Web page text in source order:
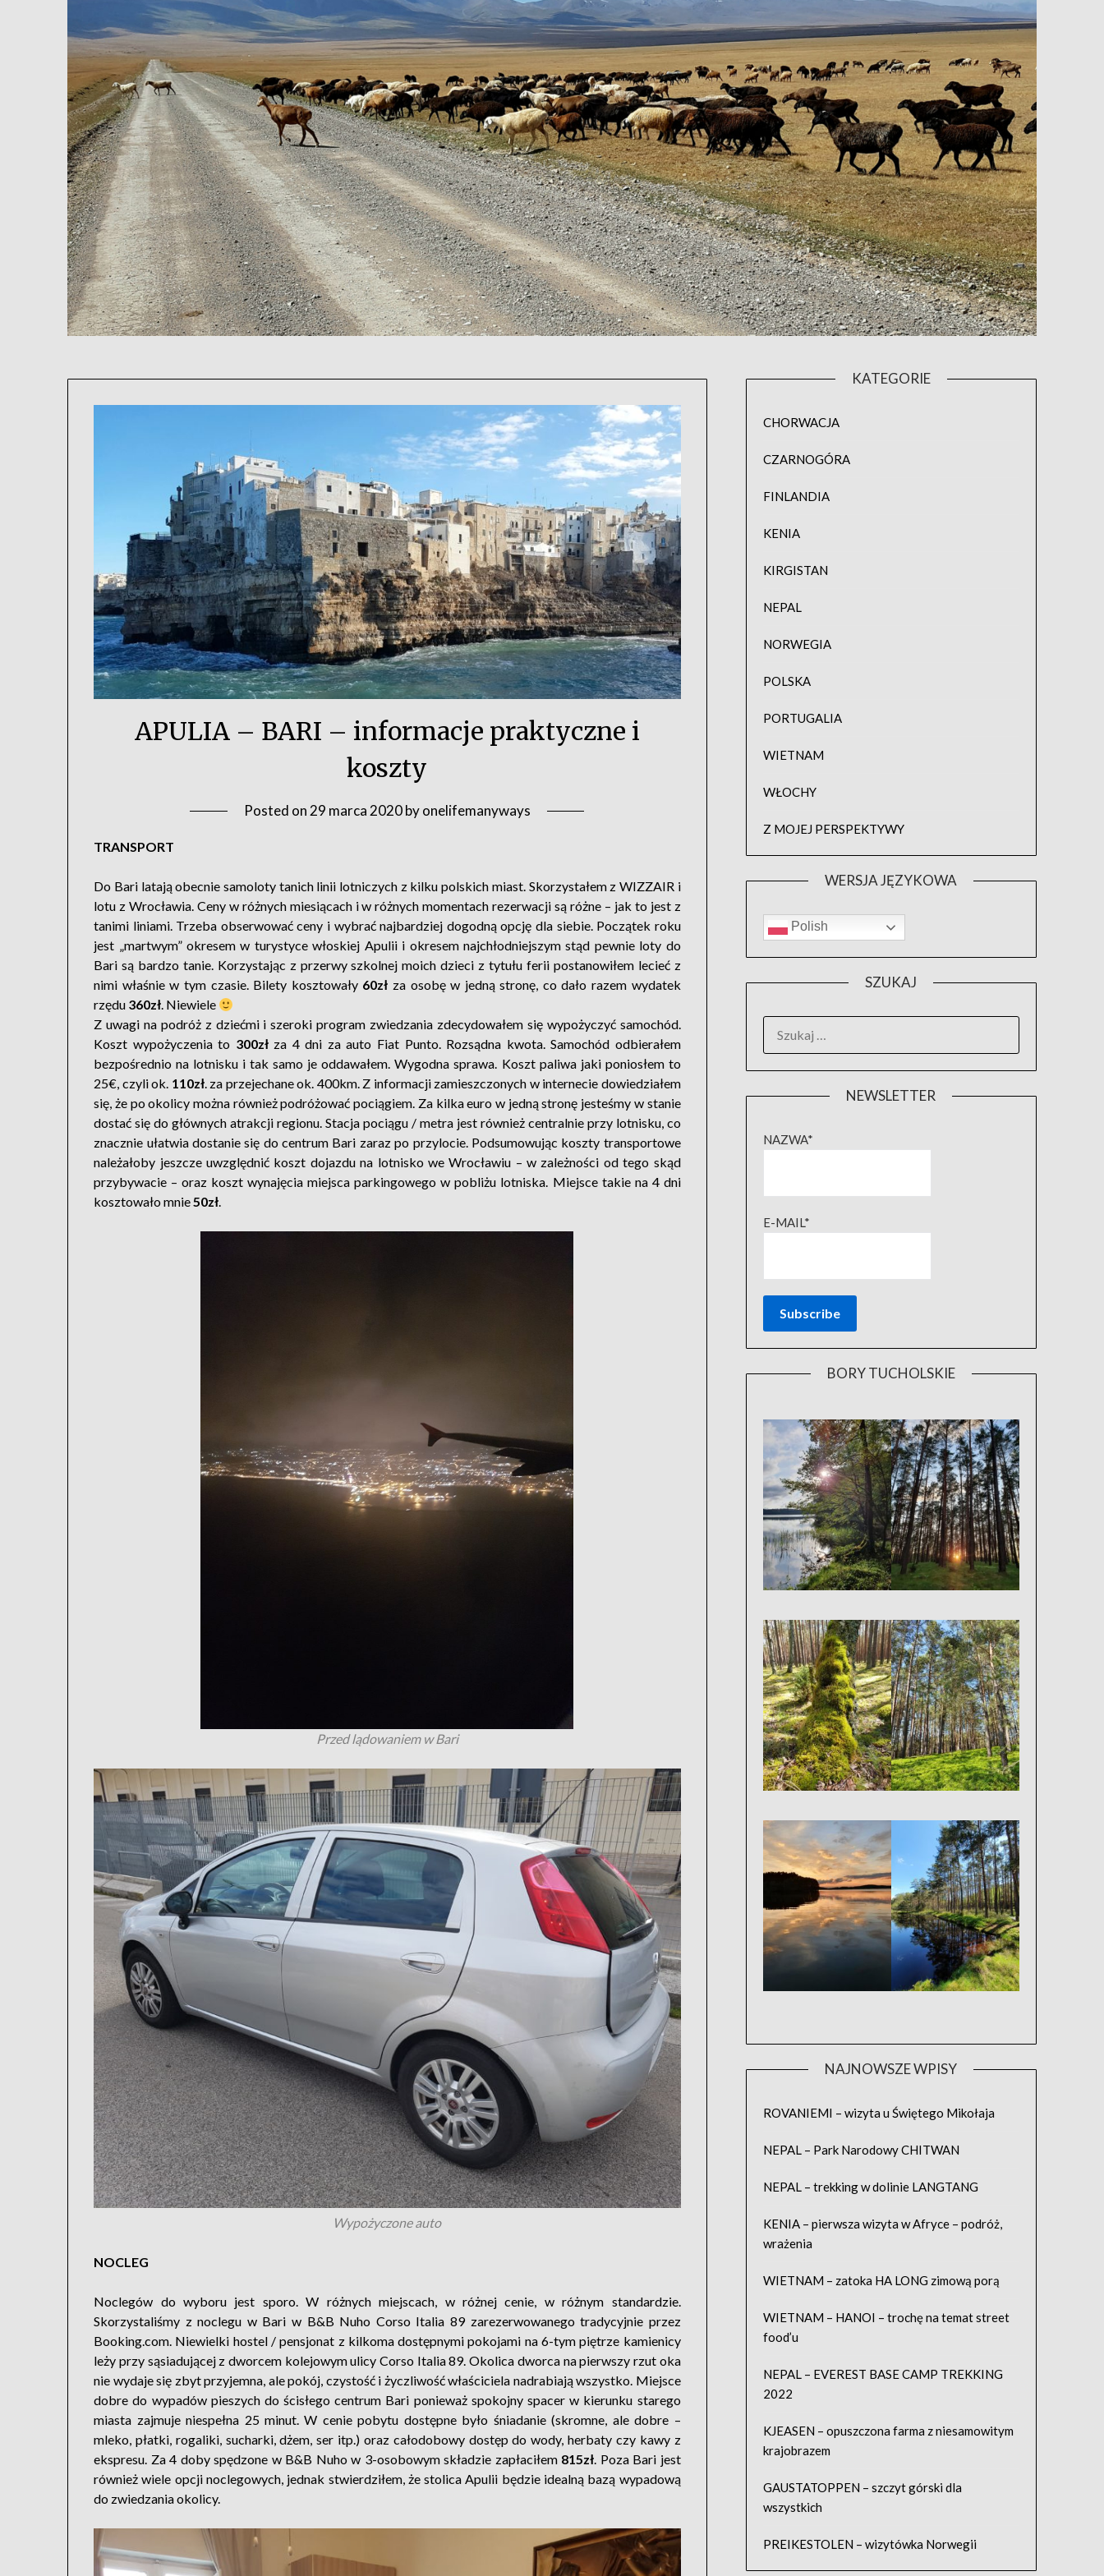
APULIA – BARI – informacje praktyczne i
koszty
Posted on29 marca 2020byonelifemanyways
TRANSPORT
Do Bari latają obecnie samoloty tanich linii lotniczych z kilku polskich miast. Skorzystałem z WIZZAIR i
lotu z Wrocławia. Ceny w różnych miesiącach i w różnych momentach rezerwacji są różne – jak to jest z
tanimi liniami. Trzeba obserwować ceny i wybrać najbardziej dogodną opcję dla siebie. Początek roku
jest „martwym” okresem w turystyce włoskiej Apulii i okresem najchłodniejszym stąd pewnie loty do
Bari są bardzo tanie. Korzystając z przerwy szkolnej moich dzieci z tytułu ferii postanowiłem lecieć z
nimi właśnie w tym czasie. Bilety kosztowały 60zł za osobę w jedną stronę, co dało razem wydatek
rzędu 360zł. Niewiele
Z uwagi na podróż z dziećmi i szeroki program zwiedzania zdecydowałem się wypożyczyć samochód.
Koszt wypożyczenia to 300złza 4 dni za auto Fiat Punto. Rozsądna kwota. Samochód odbierałem
bezpośrednio na lotnisku i tak samo je oddawałem. Wygodna sprawa. Koszt paliwa jaki poniosłem to
25€, czyli ok. 110zł. za przejechane ok. 400km. Z informacji zamieszczonych w internecie dowiedziałem
się, że po okolicy można również podróżować pociągiem. Za kilka euro w jedną stronę jesteśmy w stanie
dostać się do głównych atrakcji regionu. Stacja pociągu / metra jest również centralnie przy lotnisku, co
znacznie ułatwia dostanie się do centrum Bari zaraz po przylocie. Podsumowując koszty transportowe
należałoby jeszcze uwzględnić koszt dojazdu na lotnisko we Wrocławiu – w zależności od tego skąd
przybywacie – oraz koszt wynajęcia miejsca parkingowego w pobliżu lotniska. Miejsce takie na 4 dni
kosztowało mnie50zł.
Przed lądowaniem w Bari
Wypożyczone auto
NOCLEG
Noclegów do wyboru jest sporo. W różnych miejscach, w różnej cenie, w różnym standardzie.
Skorzystaliśmy z noclegu w Bari w B&B Nuho Corso Italia 89 zarezerwowanego tradycyjnie przez
Booking.com. Niewielki hostel / pensjonat z kilkoma dostępnymi pokojami na 6-tym piętrze kamienicy
leży przy sąsiadującej z dworcem kolejowym ulicy Corso Italia 89. Okolica dworca na pierwszy rzut oka
nie wydaje się zbyt przyjemna, ale pokój, czystość i życzliwość właściciela nadrabiają wszystko. Miejsce
dobre do wypadów pieszych do ścisłego centrum Bari ponieważ spokojny spacer w kierunku starego
miasta zajmuje niespełna 25 minut. W cenie pobytu dostępne było śniadanie (skromne, ale dobre –
mleko, płatki, rogaliki, sucharki, dżem, ser itp.) oraz całodobowy dostęp do wody, herbaty czy kawy z
ekspresu. Za 4 doby spędzone w B&B Nuho w 3-osobowym składzie zapłaciłem 815zł. Poza Bari jest
również wiele opcji noclegowych, jednak stwierdziłem, że stolica Apulii będzie idealną bazą wypadową
do zwiedzania okolicy.
KATEGORIE
CHORWACJA
CZARNOGÓRA
FINLANDIA
KENIA
KIRGISTAN
NEPAL
NORWEGIA
POLSKA
PORTUGALIA
WIETNAM
WŁOCHY
Z MOJEJ PERSPEKTYWY
WERSJA JĘZYKOWA
Polish
SZUKAJ
NEWSLETTER
NAZWA*
E-MAIL*
BORY TUCHOLSKIE
NAJNOWSZE WPISY
ROVANIEMI – wizyta u Świętego Mikołaja
NEPAL – Park Narodowy CHITWAN
NEPAL – trekking w dolinie LANGTANG
KENIA – pierwsza wizyta w Afryce – podróż,
wrażenia
WIETNAM – zatoka HA LONG zimową porą
WIETNAM – HANOI – trochę na temat street
food’u
NEPAL – EVEREST BASE CAMP TREKKING
2022
KJEASEN – opuszczona farma z niesamowitym
krajobrazem
GAUSTATOPPEN – szczyt górski dla
wszystkich
PREIKESTOLEN – wizytówka Norwegii